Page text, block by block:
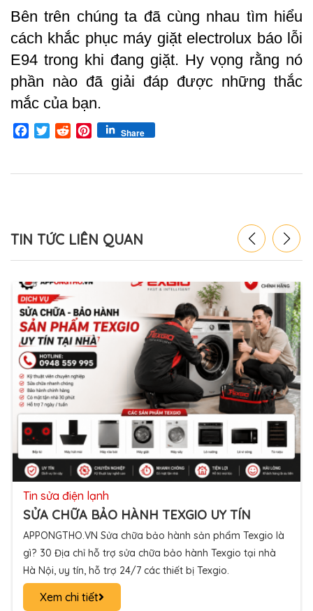
Bên trên chúng ta đã cùng nhau tìm hiểu
cách khắc phục máy giặt electrolux báo lỗi
E94 trong khi đang giặt. Hy vọng rằng nó
phần nào đã giải đáp được những thắc
mắc của bạn.
Facebook
TwitterRedditPinterest
Share
TIN TỨC LIÊN QUAN
tin sửa điện lạnh
CÁCH SỬ DỤNG MÁY GIẶT AEG
APPOINGTHO.VN Chi tiết bảng điều khiển máy giặt AEG,
hướng dẫn cài đặt sử dụng máy giặt AEG nút phím, tối ưu
từng chức năng trên máy giặt AEG chuẩn từ A-Z.
Xem chi tiết